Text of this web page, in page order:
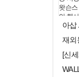
[신